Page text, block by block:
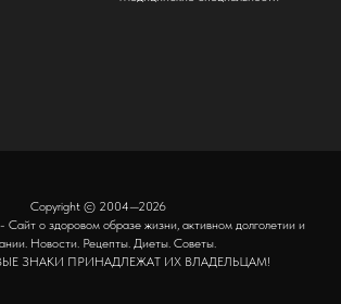
Copyright © 2004—2026
о здоровом образе жизни, активном долголетии и
Новости. Рецепты. Диеты. Советы.
ЗНАКИ ПРИНАДЛЕЖАТ ИХ ВЛАДЕЛЬЦАМ!